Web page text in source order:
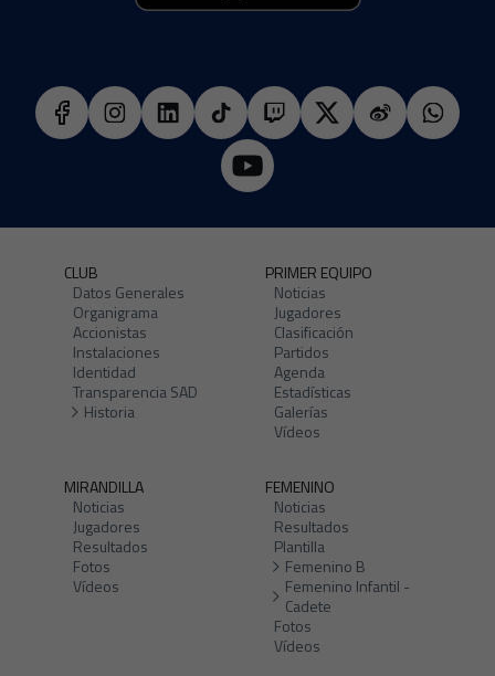
CLUB
Datos Generales
Organigrama
Accionistas
Instalaciones
Identidad
Transparencia SAD
Historia
PRIMER EQUIPO
Noticias
Jugadores
Clasificación
Partidos
Agenda
Estadísticas
Galerías
Vídeos
MIRANDILLA
Noticias
Jugadores
Resultados
Fotos
Vídeos
FEMENINO
Noticias
Resultados
Plantilla
Femenino B
Femenino Infantil -
Cadete
Fotos
Vídeos